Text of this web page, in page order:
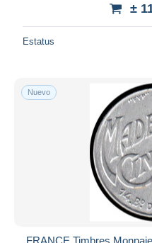
±
Estatus
Nuevo
FRANCE Timbres